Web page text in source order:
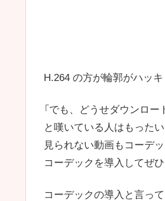
H.264 の方が輪郭がハッ
「でも、どうせダウンロ
と嘆いている人はもったい
見られない動画もコーデ
コーデックを導入してぜ
コーデックの導入と言っ